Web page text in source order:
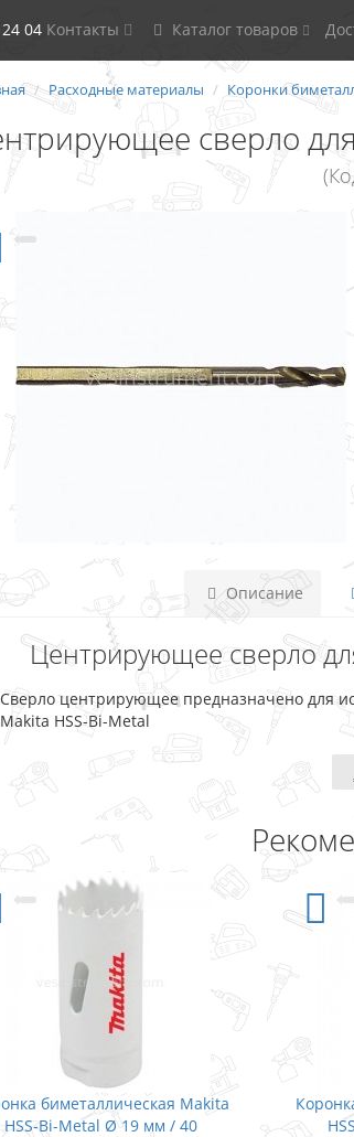
04 Контакты Каталог товаров
Расходные материалы Коронки
сверло
Описание
Центрирующее сверло
Сверло центрирующее предназначено для
Makita HSS-Bi-Metal
Makita
/ 40
Коронка
HSS-Bi-Metal Ø 20 мм /